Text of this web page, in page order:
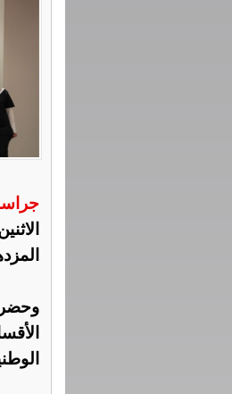
وحضر